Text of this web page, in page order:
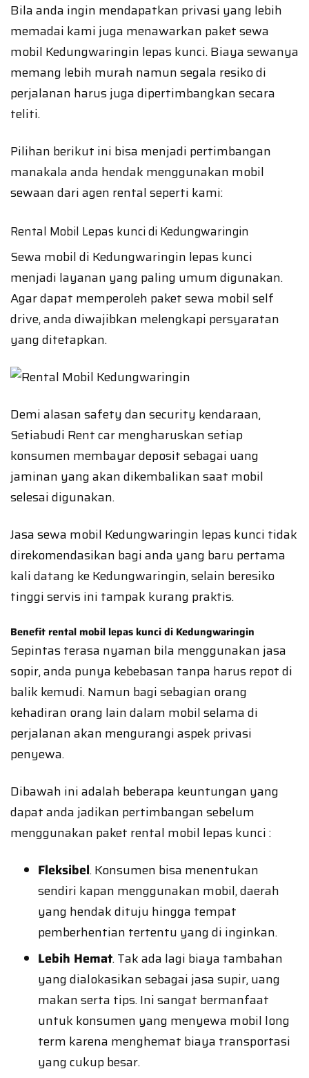
Bila anda ingin mendapatkan privasi yang lebih
memadai kami juga menawarkan paket sewa
mobil Kedungwaringin lepas kunci. Biaya sewanya
memang lebih murah namun segala resiko di
perjalanan harus juga dipertimbangkan secara
teliti.
Pilihan berikut ini bisa menjadi pertimbangan
manakala anda hendak menggunakan mobil
sewaan dari agen rental seperti kami:
Rental Mobil Lepas kunci di Kedungwaringin
Sewa mobil di Kedungwaringin lepas kunci
menjadi layanan yang paling umum digunakan.
Agar dapat memperoleh paket sewa mobil self
drive, anda diwajibkan melengkapi persyaratan
yang ditetapkan.
Demi alasan safety dan security kendaraan,
Setiabudi Rent car mengharuskan setiap
konsumen membayar deposit sebagai uang
jaminan yang akan dikembalikan saat mobil
selesai digunakan.
Jasa sewa mobil Kedungwaringin lepas kunci tidak
direkomendasikan bagi anda yang baru pertama
kali datang ke Kedungwaringin, selain beresiko
tinggi servis ini tampak kurang praktis.
Benefit rental mobil lepas kunci di Kedungwaringin
Sepintas terasa nyaman bila menggunakan jasa
sopir, anda punya kebebasan tanpa harus repot di
balik kemudi. Namun bagi sebagian orang
kehadiran orang lain dalam mobil selama di
perjalanan akan mengurangi aspek privasi
penyewa.
Dibawah ini adalah beberapa keuntungan yang
dapat anda jadikan pertimbangan sebelum
menggunakan paket rental mobil lepas kunci :
Fleksibel. Konsumen bisa menentukan
sendiri kapan menggunakan mobil, daerah
yang hendak dituju hingga tempat
pemberhentian tertentu yang di inginkan.
Lebih Hemat. Tak ada lagi biaya tambahan
yang dialokasikan sebagai jasa supir, uang
makan serta tips. Ini sangat bermanfaat
untuk konsumen yang menyewa mobil long
term karena menghemat biaya transportasi
yang cukup besar.